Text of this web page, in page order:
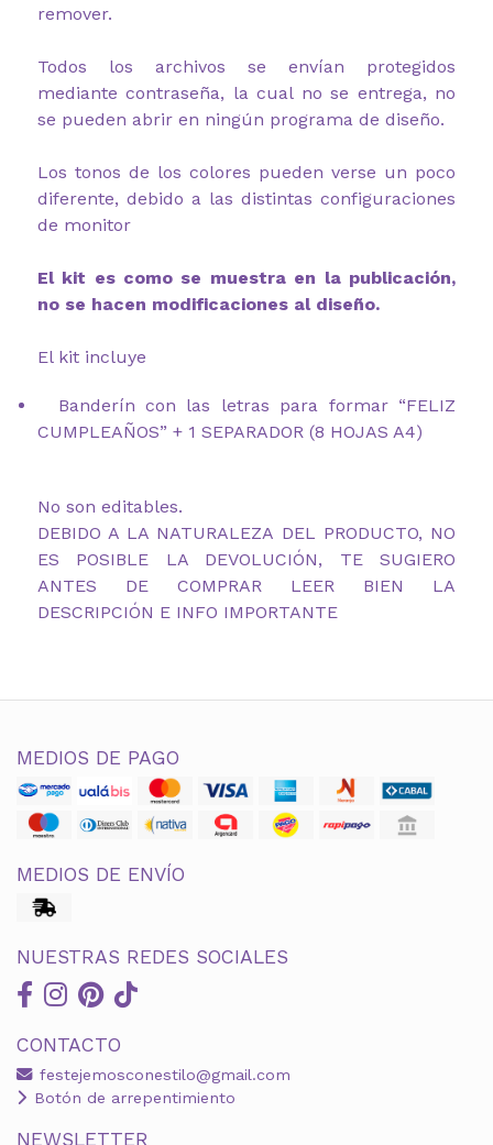
remover.
Todos los archivos se envían protegidos
mediante contraseña, la cual no se entrega, no
se pueden abrir en ningún programa de diseño.
Los tonos de los colores pueden verse un poco
diferente, debido a las distintas configuraciones
de monitor
El kit es como se muestra en la publicación,
no se hacen modificaciones al diseño.
El kit incluye
Banderín con las letras para formar “FELIZ
CUMPLEAÑOS” + 1 SEPARADOR (8 HOJAS A4)
No son editables.
DEBIDO A LA NATURALEZA DEL PRODUCTO, NO
ES POSIBLE LA DEVOLUCIÓN, TE SUGIERO
ANTES DE COMPRAR LEER BIEN LA
DESCRIPCIÓN E INFO IMPORTANTE
MEDIOS DE PAGO
MEDIOS DE ENVÍO
NUESTRAS REDES SOCIALES
CONTACTO
festejemosconestilo@gmail.com
Botón de arrepentimiento
NEWSLETTER